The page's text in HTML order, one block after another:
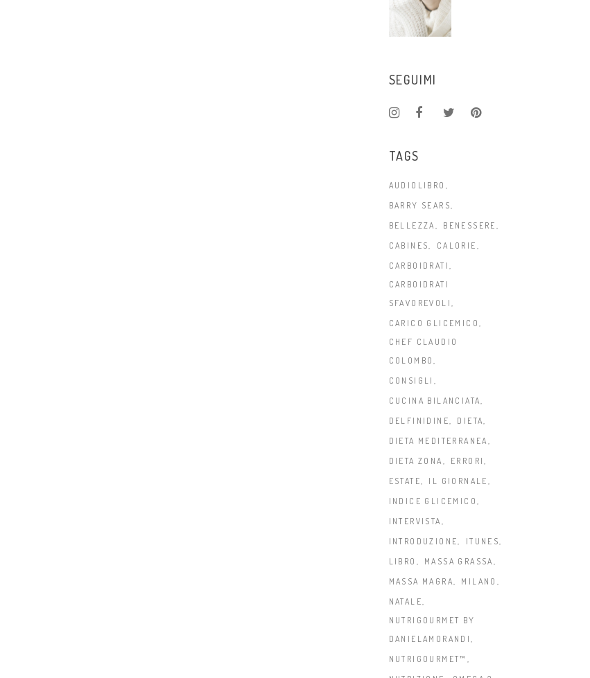
SEGUIMI
TAGS
AUDIOLIBRO
BARRY SEARS
BELLEZZA
BENESSERE
CABINES
CALORIE
CARBOIDRATI
CARBOIDRATI
SFAVOREVOLI
CARICO GLICEMICO
CHEF CLAUDIO
COLOMBO
CONSIGLI
CUCINA BILANCIATA
DELFINIDINE
DIETA
DIETA MEDITERRANEA
DIETA ZONA
ERRORI
ESTATE
IL GIORNALE
INDICE GLICEMICO
INTERVISTA
INTRODUZIONE
ITUNES
LIBRO
MASSA GRASSA
MASSA MAGRA
MILANO
NATALE
NUTRIGOURMET BY
DANIELAMORANDI
NUTRIGOURMET™